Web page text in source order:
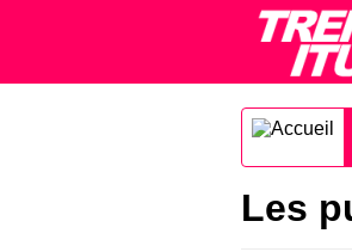
Les